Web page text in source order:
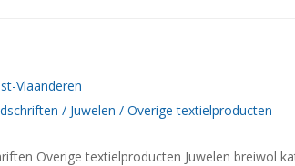
Vlaanderen
/ Juwelen /Overige textielproducten
Overige textielproducten Juwelen breiwol